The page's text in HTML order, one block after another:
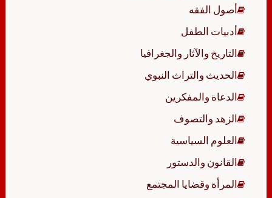
أصول الفقه
أدبيات الطفل
التاريخ والآثار والجغرافيا
الحديث والتراث النبوي
الدعاة والمفكرين
الزهد والتصوف
العلوم السياسية
القانون والدستور
المرأة وقضايا المجتمع